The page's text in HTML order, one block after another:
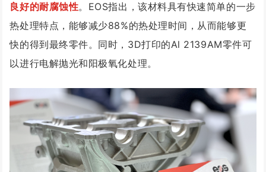
良好的耐腐蚀性。EOS指出，该材料具有快速简单的一步
热处理特点，能够减少88%的热处理时间，从而能够更
快的得到最终零件。同时，3D打印的Al 2139AM零件可
以进行电解抛光和阳极氧化处理。